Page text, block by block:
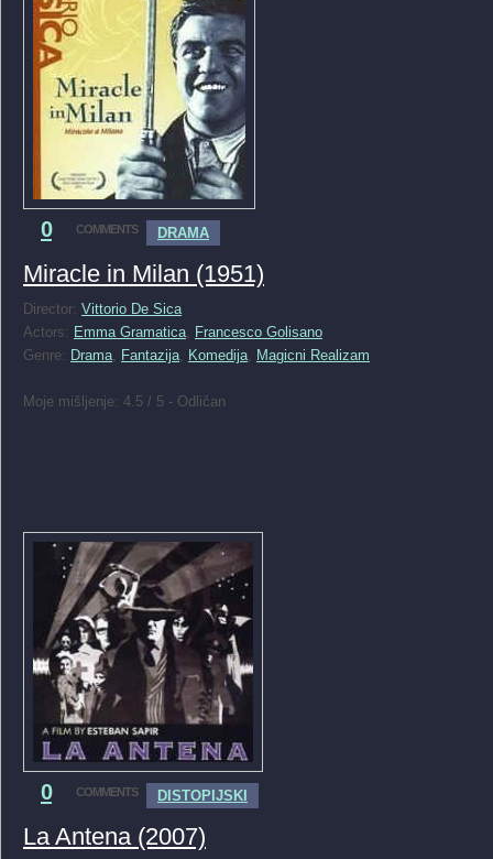
0 COMMENTS DRAMA
Miracle in Milan (1951)
Director: Vittorio De Sica
Actors: Emma Gramatica
Francesco Golisano
Genre: Drama Fantazija Komedija Magicni Realizam
Moje mišljenje: 4.5 / 5 - Odličan
0 COMMENTS DISTOPIJSKI
La Antena (2007)